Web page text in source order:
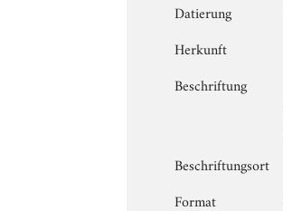
Datierung
Herkunft
Beschriftung
Beschriftungsort
Format